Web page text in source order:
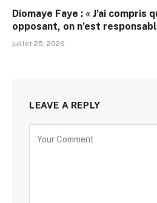
Diomaye Faye : « J’ai compris
opposant, on n’est
juillet 25, 2026
LEAVE A REPLY